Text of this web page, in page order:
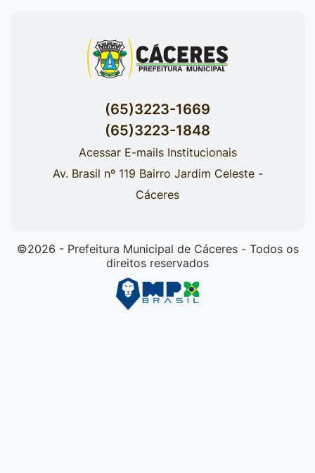
(65)3223-1669
(65)3223-1848
Acessar E-mails Institucionais
Av. Brasil nº 119 Bairro Jardim Celeste -
Cáceres
©2026 - Prefeitura Municipal de Cáceres - Todos os
direitos reservados